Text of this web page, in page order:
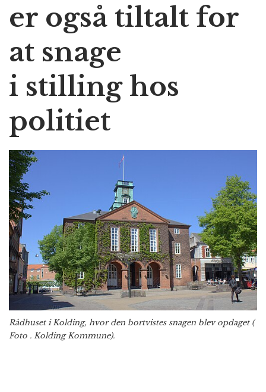
er også tiltalt for
at snage
i stilling hos
politiet
Rådhuset i Kolding, hvor den bortvistes snagen blev opdaget (
Foto . Kolding Kommune).